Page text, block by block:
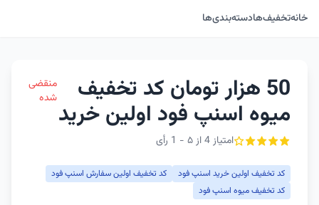
خانهتخفیف‌هادسته‌بندی‌ها
50 هزار تومان کد تخفیف
میوه اسنپ فود اولین خرید
امتیاز 4 از ۵ - 1 رأی
منقضی
شده
کد تخفیف اولین خرید اسنپ فود
کد تخفیف اولین سفارش اسنپ فود
کد تخفیف میوه اسنپ فود